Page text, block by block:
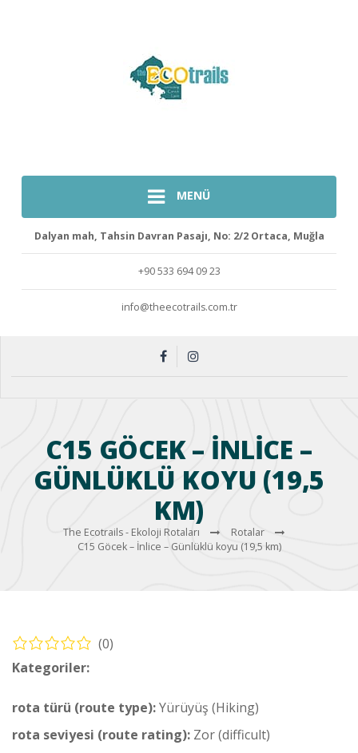
MENÜ
Dalyan mah, Tahsin Davran Pasajı, No: 2/2 Ortaca, Muğla
+90 533 694 09 23
info@theecotrails.com.tr
C15 GÖCEK – İNLICE –
GÜNLÜKLÜ KOYU (19,5
KM)
The Ecotrails - Ekoloji Rotaları
Rotalar
C15 Göcek – İnlice – Günlüklü koyu (19,5 km)
(0)
Kategoriler:
Yürüyüş – Sahil Rotası (Hiking – Coastal Route)
rota türü (route type):Yürüyüş (Hiking)
rota seviyesi (route rating): Zor (difficult)